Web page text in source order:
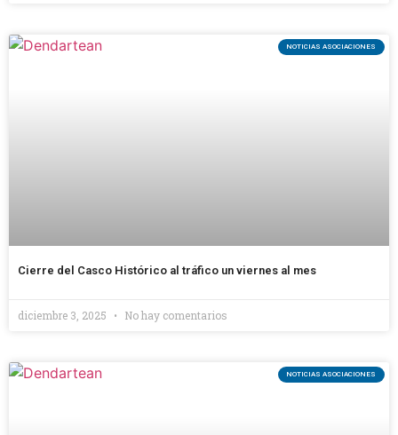
NOTICIAS ASOCIACIONES
Cierre del Casco Histórico al tráfico un viernes al mes
diciembre 3, 2025 No hay comentarios
NOTICIAS ASOCIACIONES